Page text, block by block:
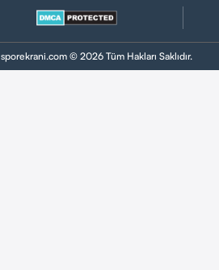
sporekrani.com © 2026 Tüm Hakları Saklıdır.